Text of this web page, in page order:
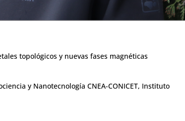
topológicos y nuevas fases magnéticas
y Nanotecnología CNEA-CONICET, Instituto